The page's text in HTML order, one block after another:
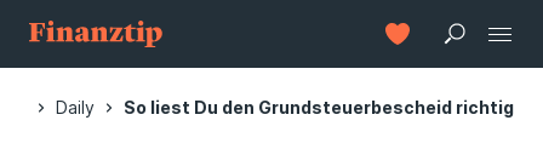
Daily So liest Du den Grundsteuerbescheid richtig